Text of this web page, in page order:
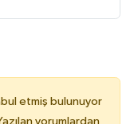
etmiş bulunuyor
yorumlardan